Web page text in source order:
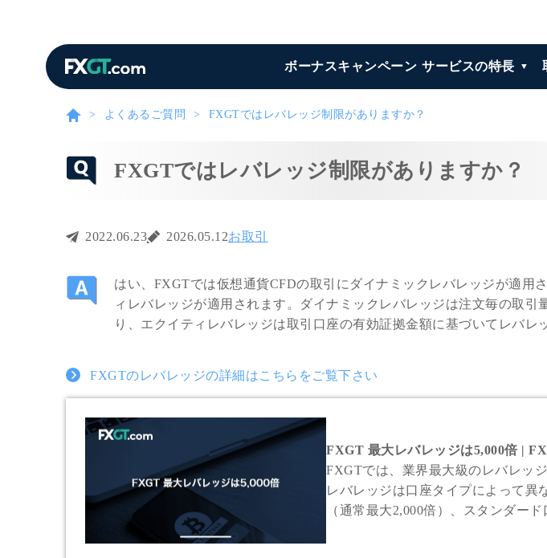
ボーナスキャンペーン サービスの特長
よくあるご質問 FXGTではレバレッジ制限がありますか？
FXGTではレバレッジ制限がありますか？
2022.06.23 2026.05.12お取引
はい、FXGTでは仮想通貨CFDの取引にダイナミックレバレッジが適用
ィレバレッジが適用されます。ダイナミックレバレッジは注文毎の取引
り、エクイティレバレッジは取引口座の有効証拠金額に基づいてレバレ
FXGTのレバレッジの詳細はこちらをご覧下さい
FXGT 最大レバレッジは5,000倍 |
FXGTでは、業界最大級のレバレッ
レバレッジは口座タイプによって異
（通常最大2,000倍）、スタンダー